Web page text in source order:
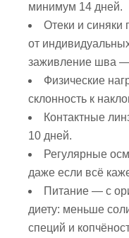
минимум 14 дней.
Отеки и синяки
от
заживление шва
Физические
склонность к
Контактные
10 дней.
Регулярные
даже если всё
Питание — с
диету: меньше
специй и